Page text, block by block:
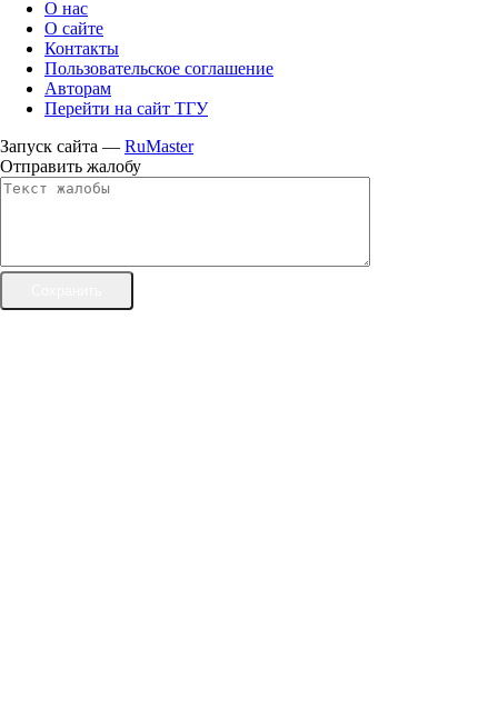
О нас
О сайте
Контакты
Пользовательское соглашение
Авторам
Перейти на сайт ТГУ
Запуск сайта — RuMaster
Отправить жалобу